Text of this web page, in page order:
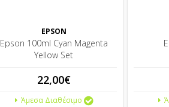
EPSON
Epson 100ml Cyan Magenta
Yellow Set
22,00€
Άμεσα Διαθέσιμο